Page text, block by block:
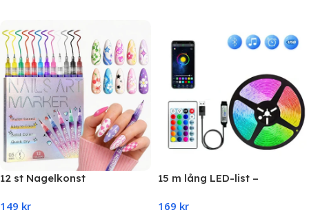
12 st Nagelkonst
spets för exakt design
149 kr
15 m lång LED-list –
RGB-tejp med fjärrkontroll –
169 kr